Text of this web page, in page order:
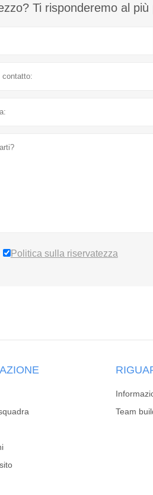
Ti risponderemo al
Politica sulla riservatezza
Team